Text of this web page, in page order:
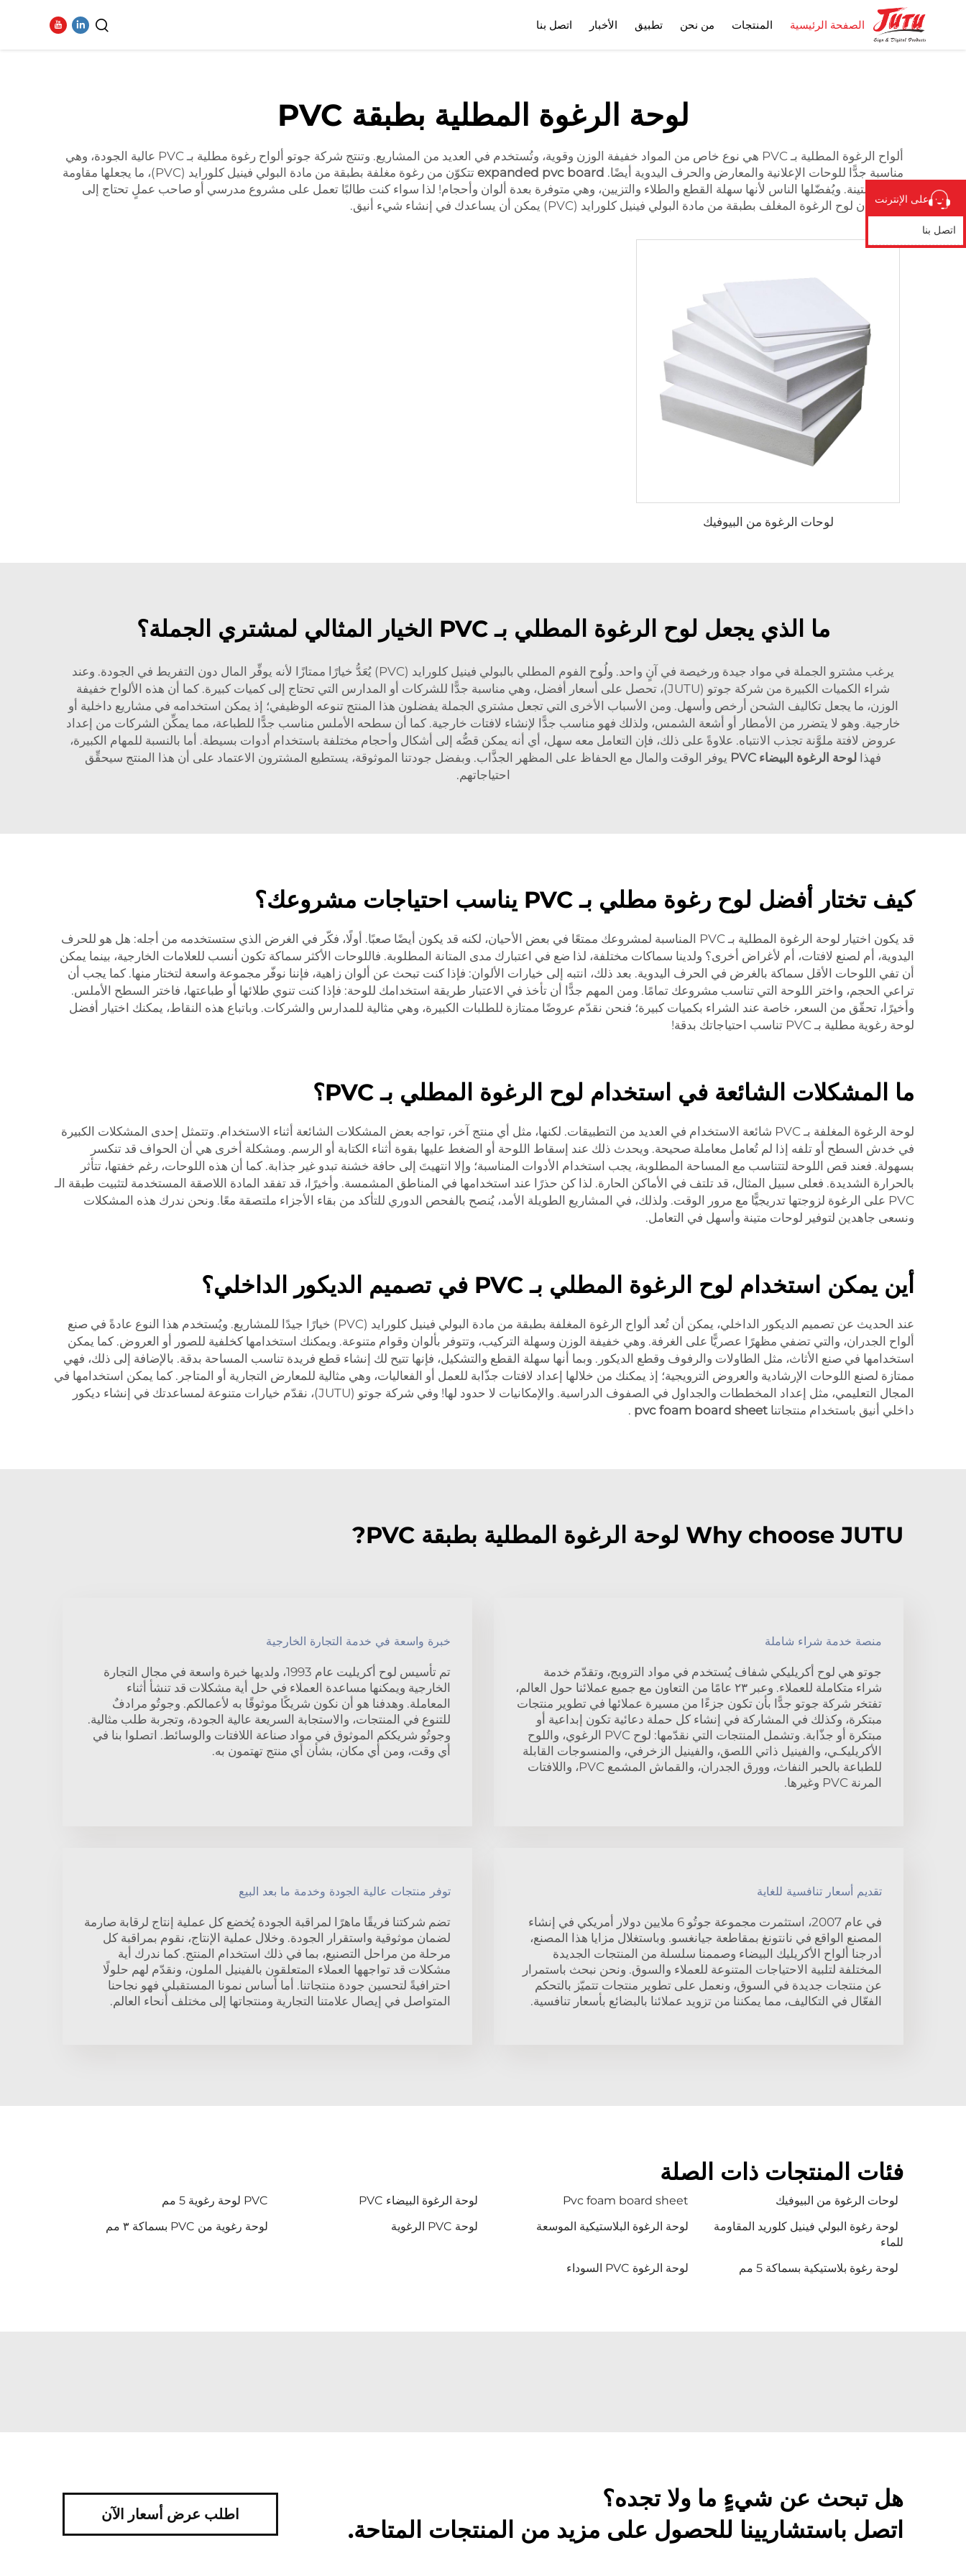
الصفحة الرئيسية المنتجات من نحن تطبيق الأخبار اتصل بنا
على الإنترنت
اتصل بنا
لوحة الرغوة المطلية بطبقة PVC
ألواح الرغوة المطلية بـ PVC هي نوع خاص من المواد خفيفة الوزن وقوية، وتُستخدم في العديد من المشاريع. وتنتج شركة جوتو ألواح رغوة مطلية بـ PVC عالية الجودة، وهي
مناسبة جدًّا للوحات الإعلانية والمعارض والحرف اليدوية أيضًا. expanded pvc board
تتكوّن من رغوة مغلفة بطبقة من مادة البولي فينيل كلورايد (PVC)، ما يجعلها مقاومة
للماء ومتينة. ويُفضّلها الناس لأنها سهلة القطع والطلاء والتزيين، وهي متوفرة بعدة ألوان وأحجام! لذا سواء كنت طالبًا تعمل على مشروع مدرسي أو صاحب عملٍ تحتاج إلى
لافتة، فإن لوح الرغوة المغلف بطبقة من مادة البولي فينيل كلورايد (PVC) يمكن أن يساعدك في إنشاء شيء أنيق.
لوحات الرغوة من البيوفيك
ما الذي يجعل لوح الرغوة المطلي بـ PVC الخيار المثالي لمشتري الجملة؟
يرغب مشترو الجملة في مواد جيدة ورخيصة في آنٍ واحد. ولُوح الفوم المطلي بالبولي فينيل كلورايد (PVC) يُعَدُّ خيارًا ممتازًا لأنه يوفِّر المال دون التفريط في الجودة. وعند
شراء الكميات الكبيرة من شركة جوتو (JUTU)، تحصل على أسعار أفضل، وهي مناسبة جدًّا للشركات أو المدارس التي تحتاج إلى كميات كبيرة. كما أن هذه الألواح خفيفة
الوزن، ما يجعل تكاليف الشحن أرخص وأسهل. ومن الأسباب الأخرى التي تجعل مشتري الجملة يفضلون هذا المنتج تنوعه الوظيفي؛ إذ يمكن استخدامه في مشاريع داخلية أو
خارجية. وهو لا يتضرر من الأمطار أو أشعة الشمس، ولذلك فهو مناسب جدًّا لإنشاء لافتات خارجية. كما أن سطحه الأملس مناسب جدًّا للطباعة، مما يمكِّن الشركات من إعداد
عروض لافتة ملوَّنة تجذب الانتباه. علاوةً على ذلك، فإن التعامل معه سهل، أي أنه يمكن قصُّه إلى أشكال وأحجام مختلفة باستخدام أدوات بسيطة. أما بالنسبة للمهام الكبيرة،
فهذا لوحة الرغوة البيضاء PVC
يوفر الوقت والمال مع الحفاظ على المظهر الجذَّاب. وبفضل جودتنا الموثوقة، يستطيع المشترون الاعتماد على أن هذا المنتج سيحقِّق
احتياجاتهم.
كيف تختار أفضل لوح رغوة مطلي بـ PVC يناسب احتياجات مشروعك؟
قد يكون اختيار لوحة الرغوة المطلية بـ PVC المناسبة لمشروعك ممتعًا في بعض الأحيان، لكنه قد يكون أيضًا صعبًا. أولًا، فكّر في الغرض الذي ستستخدمه من أجله: هل هو للحرف
اليدوية، أم لصنع لافتات، أم لأغراض أخرى؟ ولدينا سماكات مختلفة، لذا ضع في اعتبارك مدى المتانة المطلوبة. فاللوحات الأكثر سماكة تكون أنسب للعلامات الخارجية، بينما يمكن
أن تفي اللوحات الأقل سماكة بالغرض في الحرف اليدوية. بعد ذلك، انتبه إلى خيارات الألوان: فإذا كنت تبحث عن ألوان زاهية، فإننا نوفّر مجموعة واسعة لتختار منها. كما يجب أن
تراعي الحجم، واختر اللوحة التي تناسب مشروعك تمامًا. ومن المهم جدًّا أن تأخذ في الاعتبار طريقة استخدامك للوحة: فإذا كنت تنوي طلائها أو طباعتها، فاختر السطح الأملس.
وأخيرًا، تحقّق من السعر، خاصة عند الشراء بكميات كبيرة؛ فنحن نقدّم عروضًا ممتازة للطلبات الكبيرة، وهي مثالية للمدارس والشركات. وباتباع هذه النقاط، يمكنك اختيار أفضل
لوحة رغوية مطلية بـ PVC تناسب احتياجاتك بدقة!
ما المشكلات الشائعة في استخدام لوح الرغوة المطلي بـ PVC؟
لوحة الرغوة المغلفة بـ PVC شائعة الاستخدام في العديد من التطبيقات. لكنها، مثل أي منتج آخر، تواجه بعض المشكلات الشائعة أثناء الاستخدام. وتتمثل إحدى المشكلات الكبيرة
في خدش السطح أو تلفه إذا لم تُعامل معاملة صحيحة. ويحدث ذلك عند إسقاط اللوحة أو الضغط عليها بقوة أثناء الكتابة أو الرسم. ومشكلة أخرى هي أن الحواف قد تنكسر
بسهولة. فعند قص اللوحة لتتناسب مع المساحة المطلوبة، يجب استخدام الأدوات المناسبة؛ وإلا انتهيتَ إلى حافة خشنة تبدو غير جذابة. كما أن هذه اللوحات، رغم خفتها، تتأثر
بالحرارة الشديدة. فعلى سبيل المثال، قد تلتف في الأماكن الحارة. لذا كن حذرًا عند استخدامها في المناطق المشمسة. وأخيرًا، قد تفقد المادة اللاصقة المستخدمة لتثبيت طبقة الـ
PVC على الرغوة لزوجتها تدريجيًّا مع مرور الوقت. ولذلك، في المشاريع الطويلة الأمد، يُنصح بالفحص الدوري للتأكد من بقاء الأجزاء ملتصقة معًا. ونحن ندرك هذه المشكلات
ونسعى جاهدين لتوفير لوحات متينة وأسهل في التعامل.
أين يمكن استخدام لوح الرغوة المطلي بـ PVC في تصميم الديكور الداخلي؟
عند الحديث عن تصميم الديكور الداخلي، يمكن أن تُعد ألواح الرغوة المغلفة بطبقة من مادة البولي فينيل كلورايد (PVC) خيارًا جيدًا للمشاريع. ويُستخدم هذا النوع عادةً في صنع
ألواح الجدران، والتي تضفي مظهرًا عصريًّا على الغرفة. وهي خفيفة الوزن وسهلة التركيب، وتتوفر بألوان وقوام متنوعة. ويمكنك استخدامها كخلفية للصور أو العروض. كما يمكن
استخدامها في صنع الأثاث، مثل الطاولات والرفوف وقطع الديكور. وبما أنها سهلة القطع والتشكيل، فإنها تتيح لك إنشاء قطع فريدة تناسب المساحة بدقة. بالإضافة إلى ذلك، فهي
ممتازة لصنع اللوحات الإرشادية والعروض الترويجية؛ إذ يمكنك من خلالها إعداد لافتات جذّابة للعمل أو الفعاليات، وهي مثالية للمعارض التجارية أو المتاجر. كما يمكن استخدامها في
المجال التعليمي، مثل إعداد المخططات والجداول في الصفوف الدراسية. والإمكانيات لا حدود لها! وفي شركة جوتو (JUTU)، نقدّم خيارات متنوعة لمساعدتك في إنشاء ديكور
داخلي أنيق باستخدام منتجاتنا pvc foam board sheet
.
Why choose JUTU لوحة الرغوة المطلية بطبقة PVC?
منصة خدمة شراء شاملة
جوتو هي لوح أكريليكي شفاف يُستخدم في مواد الترويج، وتقدّم خدمة
شراء متكاملة للعملاء. وعبر ٢٣ عامًا من التعاون مع جميع عملائنا حول العالم،
تفتخر شركة جوتو جدًّا بأن تكون جزءًا من مسيرة عملائها في تطوير منتجات
مبتكرة، وكذلك في المشاركة في إنشاء كل حملة دعائية تكون إبداعية أو
مبتكرة أو جذّابة. وتشمل المنتجات التي نقدّمها: لوح PVC الرغوي، واللوح
الأكريليكـي، والفينيل ذاتي اللصق، والفينيل الزخرفي، والمنسوجات القابلة
للطباعة بالحبر النفاث، وورق الجدران، والقماش المشمع PVC، واللافتات
المرنة PVC وغيرها.
خبرة واسعة في خدمة التجارة الخارجية
تم تأسيس لوح أكريليت عام 1993، ولديها خبرة واسعة في مجال التجارة
الخارجية ويمكنها مساعدة العملاء في حل أية مشكلات قد تنشأ أثناء
المعاملة. وهدفنا هو أن نكون شريكًا موثوقًا به لأعمالكم. وجوتُو مرادفٌ
للتنوع في المنتجات، والاستجابة السريعة عالية الجودة، وتجربة طلب مثالية.
وجوتُو شريككم الموثوق في مواد صناعة اللافتات والوسائط. اتصلوا بنا في
أي وقت، ومن أي مكان، بشأن أي منتج تهتمون به.
تقديم أسعار تنافسية للغاية
في عام 2007، استثمرت مجموعة جوتُو 6 ملايين دولار أمريكي في إنشاء
المصنع الواقع في نانتونغ بمقاطعة جيانغسو. وباستغلال مزايا هذا المصنع،
أدرجنا ألواح الأكريليك البيضاء وصممنا سلسلة من المنتجات الجديدة
المختلفة لتلبية الاحتياجات المتنوعة للعملاء والسوق. ونحن نبحث باستمرار
عن منتجات جديدة في السوق، ونعمل على تطوير منتجات تتميّز بالتحكم
الفعّال في التكاليف، مما يمكننا من تزويد عملائنا بالبضائع بأسعار تنافسية.
توفر منتجات عالية الجودة وخدمة ما بعد البيع
تضم شركتنا فريقًا ماهرًا لمراقبة الجودة يُخضع كل عملية إنتاج لرقابة صارمة
لضمان موثوقية واستقرار الجودة. وخلال عملية الإنتاج، نقوم بمراقبة كل
مرحلة من مراحل التصنيع، بما في ذلك استخدام المنتج. كما ندرك أية
مشكلات قد تواجهها العملاء المتعلقون بالفينيل الملون، ونقدّم لهم حلولًا
احترافيةً لتحسين جودة منتجاتنا. أما أساس نمونا المستقبلي فهو نجاحنا
المتواصل في إيصال علامتنا التجارية ومنتجاتها إلى مختلف أنحاء العالم.
فئات المنتجات ذات الصلة
لوحات الرغوة من البيوفيك Pvc foam board sheet لوحة الرغوة البيضاء PVC
PVC لوحة رغوية 5 مم
لوحة رغوة البولي فينيل كلوريد المقاومة
للماء
لوحة الرغوة البلاستيكية الموسعة لوحة PVC الرغوية لوحة رغوية من PVC بسماكة ٣ مم
لوحة رغوة بلاستيكية بسماكة 5 مم لوحة الرغوة PVC السوداء
هل تبحث عن شيءٍ ما ولا تجده؟
اتصل باستشاريينا للحصول على مزيد من المنتجات المتاحة.
اطلب عرض أسعار الآن